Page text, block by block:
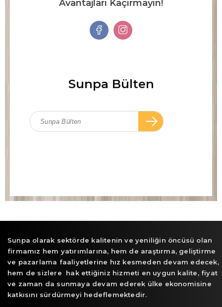
Avantajları Kaçırmayın!
Sunpa Bülten
Sunpa olarak sektörde kalitenin ve yeniliğin öncüsü olan
firmamız hem yatırımlarına, hem de araştırma, geliştirme
ve pazarlama faaliyetlerine hız kesmeden devam edecek,
hem de sizlere hak ettiğiniz hizmeti en uygun kalite, fiyat
ve zaman da sunmaya devam ederek ülke ekonomisine
katkısını sürdürmeyi hedeflemektedir.